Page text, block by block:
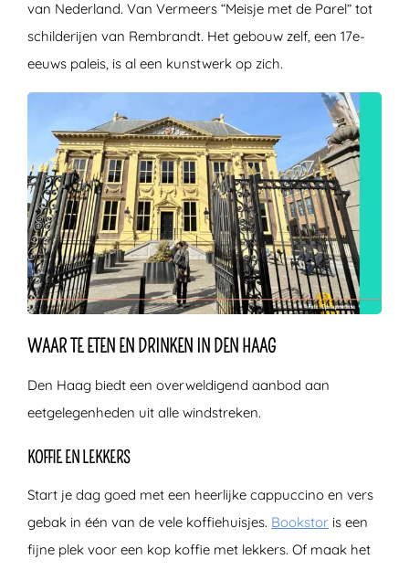
van Nederland. Van Vermeers “Meisje met de Parel” tot
schilderijen van Rembrandt. Het gebouw zelf, een 17e-
eeuws paleis, is al een kunstwerk op zich.
WAAR TE ETEN EN DRINKEN IN DEN HAAG
Den Haag biedt een overweldigend aanbod aan
eetgelegenheden uit alle windstreken.
KOFFIE EN LEKKERS
Start je dag goed met een heerlijke cappuccino en vers
gebak in één van de vele koffiehuisjes. Bookstor is een
fijne plek voor een kop koffie met lekkers. Of maak het